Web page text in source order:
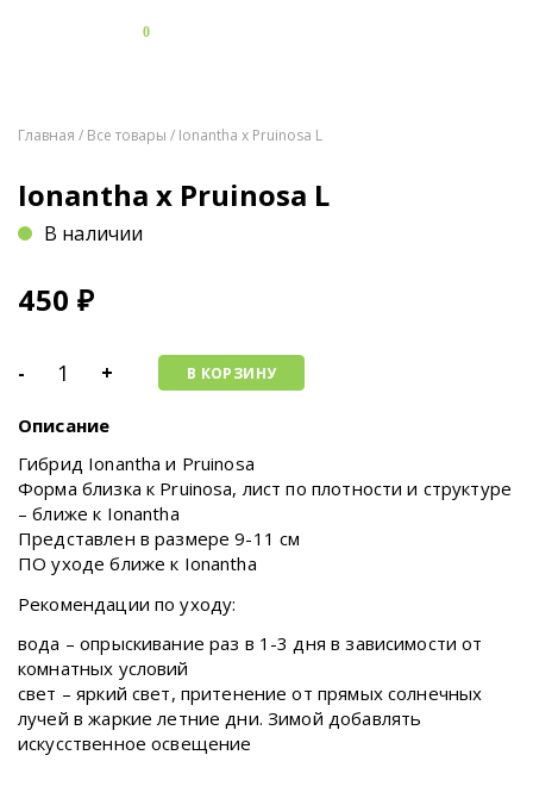
0
Главная / Все товары / Ionantha x Pruinosa L
Ionantha x Pruinosa L
В наличии
450₽
- + В КОРЗИНУ
Описание
Гибрид Ionantha и Pruinosa
Форма близка к Pruinosa, лист по плотности и структуре
– ближе к Ionantha
Представлен в размере 9-11 см
ПО уходе ближе к Ionantha
Рекомендации по уходу:
вода – опрыскивание раз в 1-3 дня в зависимости от
комнатных условий
свет – яркий свет, притенение от прямых солнечных
лучей в жаркие летние дни. Зимой добавлять
искусственное освещение